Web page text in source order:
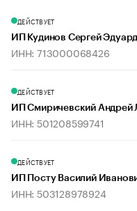
ДЕЙСТВУЕТ
ИП Кудинов Сергей
ИНН: 713000068426
ДЕЙСТВУЕТ
ИП Смиричевский Андрей
ИНН: 501208599741
ДЕЙСТВУЕТ
ИП Посту Василий
ИНН: 503128978924